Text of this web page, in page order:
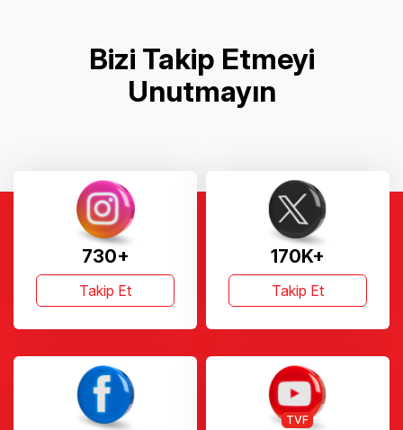
Bizi Takip Etmeyi
Unutmayın
730+
Takip Et
170K+
Takip Et
TVF